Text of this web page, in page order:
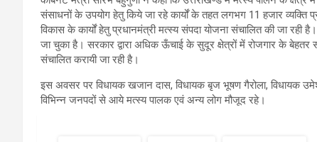
संसाधनों के उपयोग हेतु किये जा रहे कार्यों के तहत लगभग 11 हजार व्यक्ति
विकास के कार्यों हेतु प्रधानमंत्री मत्स्य संपदा योजना संचालित की जा रही
जा चुका है। सरकार द्वारा अधिक ऊँचाई के सुदूर क्षेत्रों में रोजगार के बेहतर
संचालित करायी जा रही है।
इस अवसर पर विधायक खजान दास, विधायक बृज भूषण गैरोला, विधायक
विभिन्न जनपदों से आये मत्स्य पालक एवं अन्य लोग मौजूद रहे।